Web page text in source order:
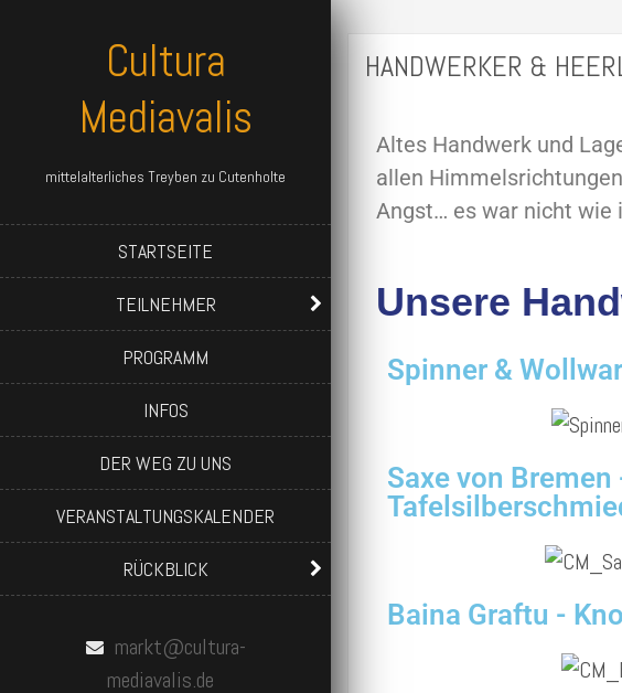
Cultura
Mediavalis
mittelalterliches Treyben zu Cutenholte
STARTSEITE
TEILNEHMER
PROGRAMM
INFOS
DER WEG ZU UNS
VERANSTALTUNGSKALENDER
RÜCKBLICK
markt@cultura-
mediavalis.de
HANDWERKER &
Altes Handwerk und
allen
Angst… es war nicht wie
Unsere
Spinner &
Saxe von Bremen
Baina Graftu -